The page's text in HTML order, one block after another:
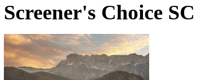
Screener's Choice SC